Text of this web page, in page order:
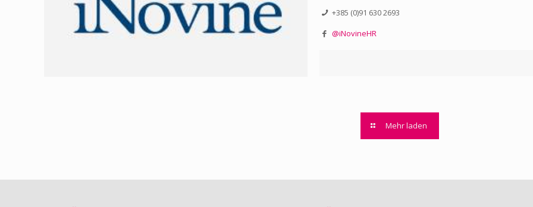
+385 (0)91 630 2693
@iNovineHR
Mehr laden